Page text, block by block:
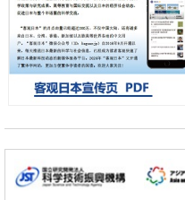
京都大学高效生成光的构成单元
科学研究
开发出300亿年仅误差1秒的光
基础设施
经济・社会
科学研究